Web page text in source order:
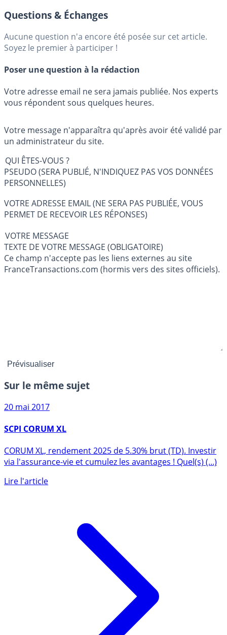
Questions & Échanges
Aucune question n'a encore été posée sur cet article.
Soyez le premier à participer !
Poser une question à la rédaction
Votre adresse email ne sera jamais publiée. Nos experts
vous répondent sous quelques heures.
Votre message n'apparaîtra qu'après avoir été validé par
un administrateur du site.
QUI ÊTES-VOUS ?
PSEUDO (SERA PUBLIÉ, N'INDIQUEZ PAS VOS DONNÉES
PERSONNELLES)
VOTRE ADRESSE EMAIL (NE SERA PAS PUBLIÉE, VOUS
PERMET DE RECEVOIR LES RÉPONSES)
VOTRE MESSAGE
TEXTE DE VOTRE MESSAGE (OBLIGATOIRE)
Ce champ n'accepte pas les liens externes au site
FranceTransactions.com (hormis vers des sites officiels).
Sur le même sujet
20 mai 2017
SCPI CORUM XL
via l'assurance-vie et cumulez les avantages ! Quel(s) (...)